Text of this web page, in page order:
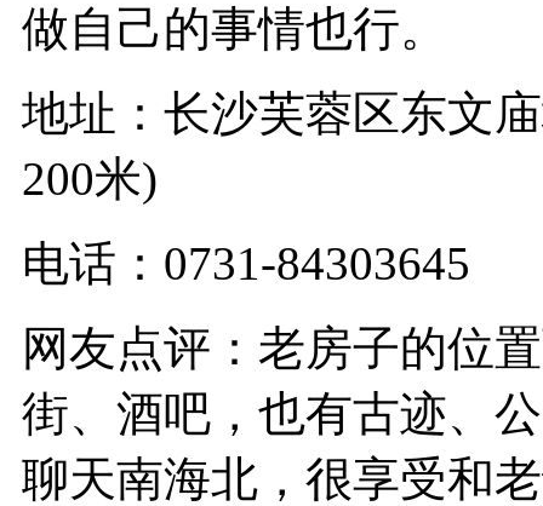
做自己的事情也行。
地址：长沙芙蓉区东文
200米)
电话：0731-84303645
网友点评：老房子的位
街、酒吧，也有古迹、
聊天南海北，很享受和